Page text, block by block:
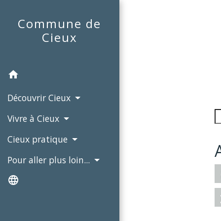
Commune de
Cieux
home
Découvrir Cieux
Vivre à Cieux
Cieux pratique
Pour aller plus loin...
language